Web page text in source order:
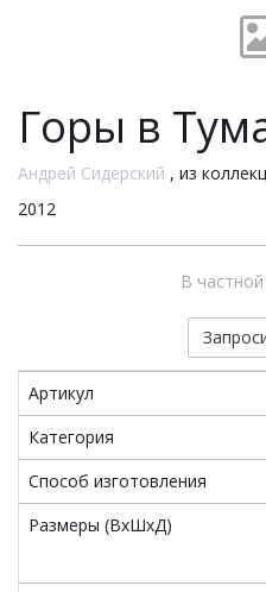
Горы в
Андрей Сидерский , из
2012
В
Артикул
Категория
Способ изготовления
Размеры (ВxШxД)